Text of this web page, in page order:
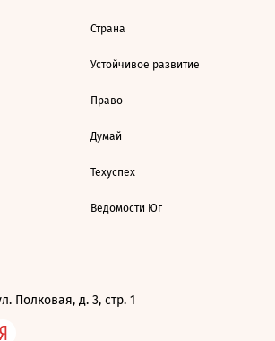
Страна
Устойчивое развитие
Право
Думай
Техуспех
Ведомости Юг
Полковая, д. 3, стр. 1